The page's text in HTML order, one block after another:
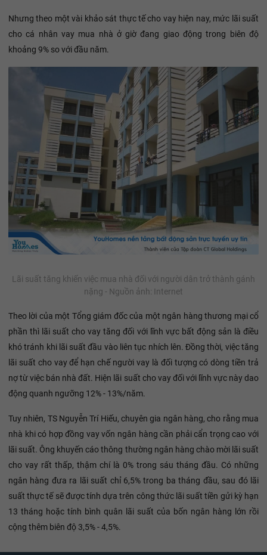
Nhưng theo một vài khảo sát thực tế cho vay hiện nay, mức lãi suất
cho cá nhân vay mua nhà ở giờ đang giao động trong biên độ
khoảng 9% so với đầu năm.
Lãi suất tăng khiến việc mua nhà đối với người dân trở thành gánh
nặng - Nguồn ảnh: Internet
Theo lời của một Tổng giám đốc của một ngân hàng thương mại cổ
phần thì lãi suất cho vay tăng đối với lĩnh vực bất động sản là điều
khó tránh khi lãi suất đầu vào liên tục nhích lên. Đồng thời, việc tăng
lãi suất cho vay để hạn chế người vay là đối tượng có dòng tiền trả
nợ từ việc bán nhà đất. Hiện lãi suất cho vay đối với lĩnh vực này dao
động quanh ngưỡng 12% - 13%/năm.
Tuy nhiên, TS Nguyễn Trí Hiếu, chuyên gia ngân hàng, cho rằng mua
nhà khi có hợp đồng vay vốn ngân hàng cần phải cẩn trọng cao với
lãi suất. Ông khuyến cáo thông thường ngân hàng chào mời lãi suất
cho vay rất thấp, thậm chí là 0% trong sáu tháng đầu. Có những
ngân hàng đưa ra lãi suất chỉ 6,5% trong ba tháng đầu, sau đó lãi
suất thực tế sẽ được tính dựa trên công thức lãi suất tiền gửi kỳ hạn
13 tháng hoặc tính bình quân lãi suất của bốn ngân hàng lớn rồi
cộng thêm biên độ 3,5% - 4,5%.